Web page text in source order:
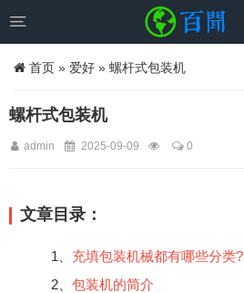

首页 » 爱好 » 螺杆式包装机
螺杆式包装机
admin 2025-09-09 0
文章目录：
1、 充填包装机械都有哪些分类?
2、 包装机的简介